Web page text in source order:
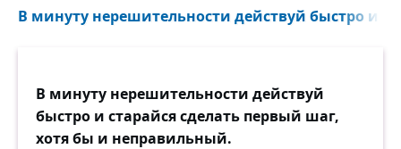
В минуту нерешительности действуй быстро и
В минуту нерешительности действуй
быстро и старайся сделать первый шаг,
хотя бы и неправильный.